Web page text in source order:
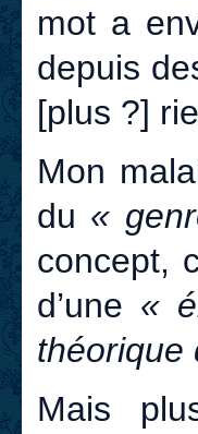
mot a
depuis
[plus ?]
Mon
du «
concept,
d’une «
théorique
Mais